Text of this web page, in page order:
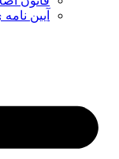
آیین